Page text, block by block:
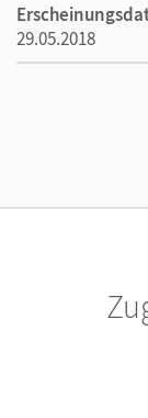
29.05.2018